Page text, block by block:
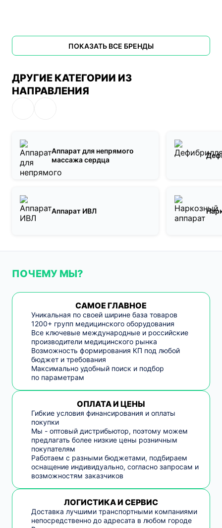
ПОКАЗАТЬ ВСЕ БРЕНДЫ
ДРУГИЕ КАТЕГОРИИ ИЗ
НАПРАВЛЕНИЯ
Аппарат для непрямого
массажа сердца
Аппарат ИВЛ
ПОЧЕМУ МЫ?
САМОЕ ГЛАВНОЕ
Уникальная по своей ширине база товаров
1200+ групп медицинского оборудования
Все ключевые международные и российские
производители медицинского рынка
Возможность формирования КП под любой
бюджет и требования
Максимально удобный поиск и подбор
по параметрам
ОПЛАТА И ЦЕНЫ
Гибкие условия финансирования и оплаты
покупки
Мы - оптовый дистрибьютор, поэтому можем
предлагать более низкие цены розничным
покупателям
Работаем с разными бюджетами, подбираем
оснащение индивидуально, согласно запросам и
возможностям заказчиков
ЛОГИСТИКА И СЕРВИС
Доставка лучшими транспортными компаниями
непосредственно до адресата в любом городе